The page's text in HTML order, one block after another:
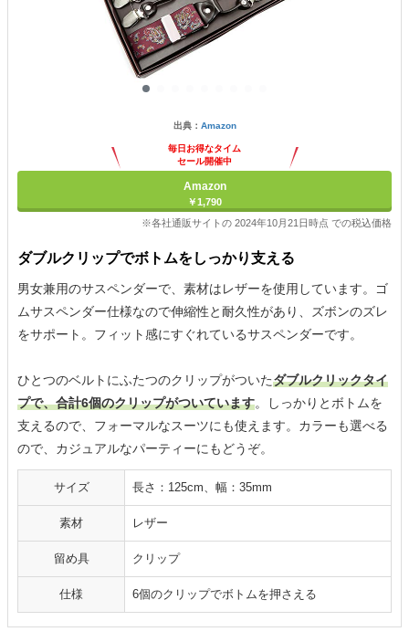
出典： Amazon
毎日お得なタイム
セール開催中
Amazon
￥1,790
※各社通販サイトの 2024年10月21日時点 での税込価格
ダブルクリップでボトムをしっかり支える
男女兼用のサスペンダーで、素材はレザーを使用しています。ゴ
ムサスペンダー仕様なので伸縮性と耐久性があり、ズボンのズレ
をサポート。フィット感にすぐれているサスペンダーです。
ひとつのベルトにふたつのクリップがついたダブルクリックタイ
プで、合計6個のクリップがついています。しっかりとボトムを
支えるので、フォーマルなスーツにも使えます。カラーも選べる
ので、カジュアルなパーティーにもどうぞ。
サイズ 長さ：125cm、幅：35mm
素材 レザー
留め具 クリップ
仕様 6個のクリップでボトムを押さえる